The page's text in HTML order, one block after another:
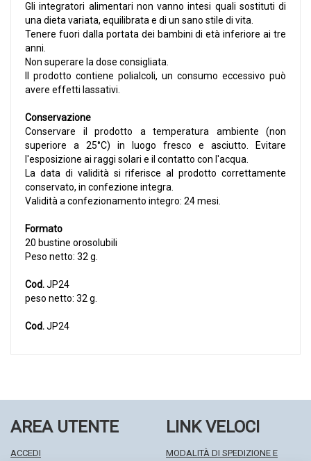
Gli integratori alimentari non vanno intesi quali sostituti di
una dieta variata, equilibrata e di un sano stile di vita.
Tenere fuori dalla portata dei bambini di età inferiore ai tre
anni.
Non superare la dose consigliata.
Il prodotto contiene polialcoli, un consumo eccessivo può
avere effetti lassativi.
Conservazione
Conservare il prodotto a temperatura ambiente (non
superiore a 25°C) in luogo fresco e asciutto. Evitare
l'esposizione ai raggi solari e il contatto con l'acqua.
La data di validità si riferisce al prodotto correttamente
conservato, in confezione integra.
Validità a confezionamento integro: 24 mesi.
Formato
20 bustine orosolubili
Peso netto: 32 g.
Cod.JP24
peso netto: 32 g.
Cod.JP24
AREA UTENTE
ACCEDI
LINK VELOCI
MODALITÀ DI SPEDIZIONE E